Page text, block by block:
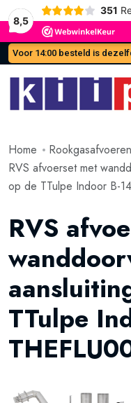
8,5
351
Voor 14:00 besteld is
Home Rookgasafvoeren
RVS afvoerset met
op de TTulpe Indoor B-
RVS
TTulpe